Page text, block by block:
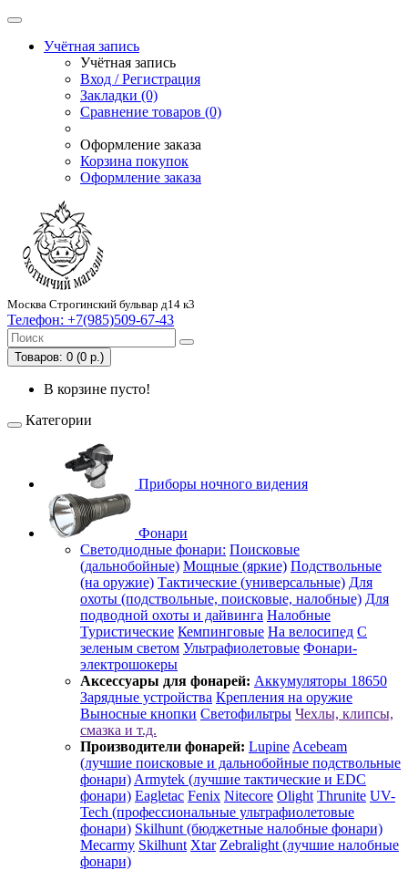
Учётная запись
Учётная запись
Вход / Регистрация
Закладки (0)
Сравнение товаров (0)
Оформление заказа
Корзина покупок
Оформление заказа
Москва Строгинский бульвар д14 к3
Телефон: +7(985)509-67-43
Товаров: 0 (0 р.)
В корзине пусто!
Категории
Приборы ночного видения
Фонари
Светодиодные фонари: Поисковые
(дальнобойные) Мощные (яркие) Подствольные
(на оружие) Тактические (универсальные) Для
охоты (подствольные, поисковые, налобные) Для
подводной охоты и дайвинга Налобные
Туристические Кемпинговые На велосипед С
зеленым светом Ультрафиолетовые Фонари-
электрошокеры
Аксессуары для фонарей: Аккумуляторы 18650
Зарядные устройства Крепления на оружие
Выносные кнопки Светофильтры Чехлы, клипсы,
смазка и т.д.
Производители фонарей: Lupine Acebeam
(лучшие поисковые и дальнобойные подствольные
фонари) Armytek (лучшие тактические и EDC
фонари) Eagletac Fenix Nitecore Olight Thrunite UV-
Tech (профессиональные ультрафиолетовые
фонари) Skilhunt (бюджетные налобные фонари)
Mecarmy Skilhunt Xtar Zebralight (лучшие налобные
фонари)